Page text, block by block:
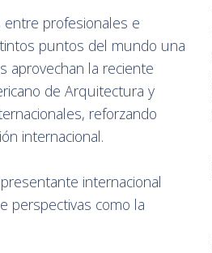
entre profesionales e
puntos del mundo una
aprovechan la reciente
de Arquitectura y
reforzando
internacional.
internacional
perspectivas como la